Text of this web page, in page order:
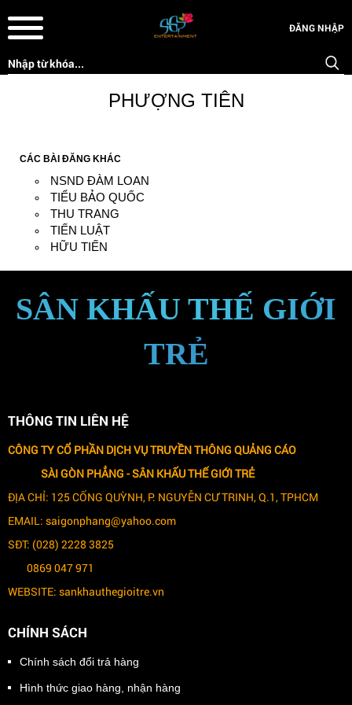
ĐĂNG NHẬP
PHƯỢNG TIÊN
CÁC BÀI ĐĂNG KHÁC
NSND ĐÀM LOAN
TIỂU BẢO QUỐC
THU TRANG
TIẾN LUẬT
HỮU TIẾN
SÂN KHẤU THẾ GIỚI
TRẺ
THÔNG TIN LIÊN HỆ
CÔNG TY CỔ PHẦN DỊCH VỤ TRUYỀN THÔNG QUẢNG CÁO
SÀI GÒN PHẲNG -SÂN KHẤU THẾ GIỚI TRẺ
ĐỊA CHỈ: 125 CỐNG QUỲNH, P. NGUYỄN CƯ TRINH, Q.1, TPHCM
EMAIL: saigonphang@yahoo.com
SĐT: (028) 2228 3825
0869 047 971
WEBSITE: sankhauthegioitre.vn
CHÍNH SÁCH
Chính sách đổi trả hàng
Hình thức giao hàng, nhận hàng